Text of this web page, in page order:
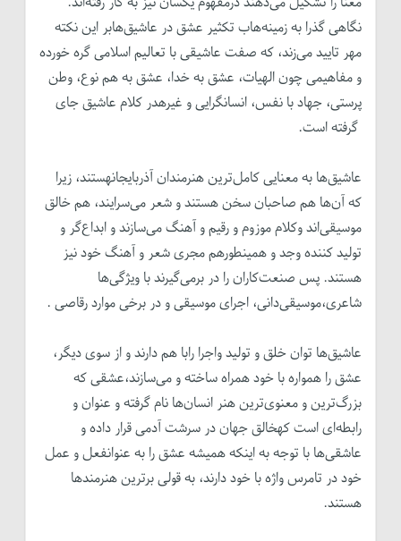
نگاهی گذرا به زمینه‌هاب تکثیر عشق در عاشیق‌هابر این نکته
مهر تایید می‌زند، که صفت عاشیقی با تعالیم اسلامی گره خورده
و مفاهیمی چون الهیات، عشق به خدا، عشق به هم نوع، وطن
پرستی، جهاد با نفس، انسانگرایی و غیرهدر کلام عاشیق جای
گرفته است.
عاشیق‌ها به معنایی کامل‌ترین هنرمندان آذربایجانهستند، زیرا
که آن‌ها هم صاحبان سخن هستند و شعر می‌سرایند، هم خالق
موسیقی‌اند وکلام موزوم و رقیم و آهنگ می‌سازند و ابداع‌گر و
تولید کننده وجد و همینطورهم مجری شعر و آهنگ خود نیز
هستند. پس صنعت‌کاران را در برمی‌گیرند با ویژگی‌ها
شاعری،موسیقی‌دانی، اجرای موسیقی و در برخی موارد رقاصی .
عاشیق‌ها توان خلق و تولید واجرا رابا هم دارند و از سوی دیگر،
عشق را همواره با خود همراه ساخته و می‌سازند،عشقی که
بزرگ‌ترین و معنوی‌ترین هنر انسان‌ها نام گرفته و عنوان و
رابطه‌ای است کهخالق جهان در سرشت آدمی قرار داده و
عاشقی‌ها با توجه به اینکه همیشه عشق را به عنوانفعل و عمل
خود در تامرس واژه با خود دارند، به قولی برترین هنرمندها
هستند.